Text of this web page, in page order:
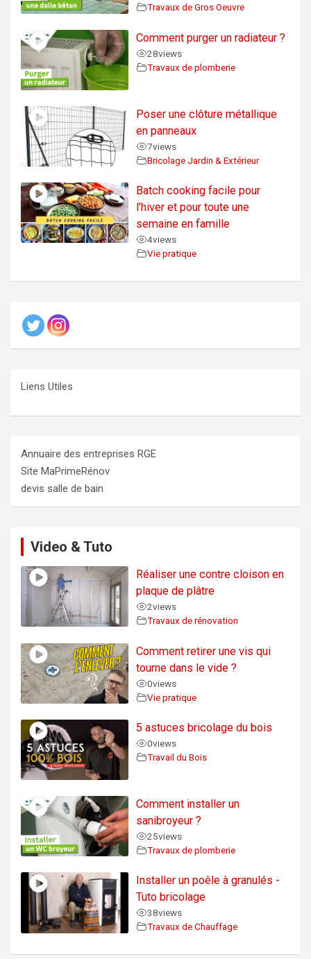
Travaux de Gros Oeuvre
Comment purger un radiateur ?
28views
Travaux de plomberie
Poser une clôture métallique
en panneaux
7views
Bricolage Jardin & Extérieur
Batch cooking facile pour
l’hiver et pour toute une
semaine en famille
4views
Vie pratique
Liens Utiles
Annuaire des entreprises RGE
Site MaPrimeRénov
devis salle de bain
Video & Tuto
Réaliser une contre cloison en
plaque de plâtre
2views
Travaux de rénovation
Comment retirer une vis qui
tourne dans le vide ?
0views
Vie pratique
5 astuces bricolage du bois
0views
Travail du Bois
Comment installer un
sanibroyeur ?
25views
Travaux de plomberie
Installer un poêle à granulés -
Tuto bricolage
38views
Travaux de Chauffage